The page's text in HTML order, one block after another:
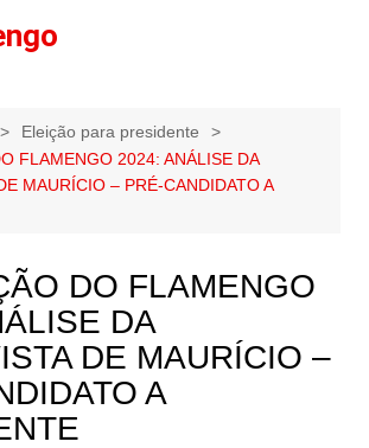
Eleição para presidente
FLAMENGO 2024: ANÁLISE DA
MAURÍCIO – PRÉ-CANDIDATO A
DO FLAMENGO
DA
DE MAURÍCIO –
A